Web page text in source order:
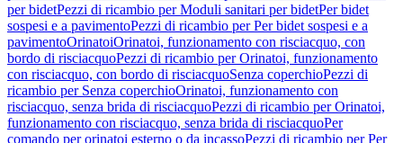
per bidetPezzi di ricambio per Moduli sanitari per bidetPer bidet
sospesi e a pavimentoPezzi di ricambio per Per bidet sospesi e a
pavimentoOrinatoiOrinatoi, funzionamento con risciacquo, con
bordo di risciacquoPezzi di ricambio per Orinatoi, funzionamento
con risciacquo, con bordo di risciacquoSenza coperchioPezzi di
ricambio per Senza coperchioOrinatoi, funzionamento con
risciacquo, senza brida di risciacquoPezzi di ricambio per Orinatoi,
funzionamento con risciacquo, senza brida di risciacquoPer
comando per orinatoi esterno o da incassoPezzi di ricambio per Per